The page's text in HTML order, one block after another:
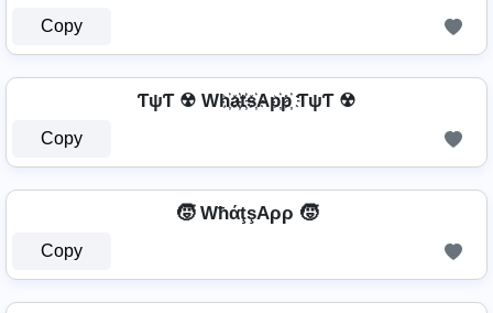
Copy
ƬψƬ ☢ Wh҉a҉t҉s҉Ap҉p҉ ƬψƬ ☢
Copy
🧒 WħάţşAρρ 🧒
Copy